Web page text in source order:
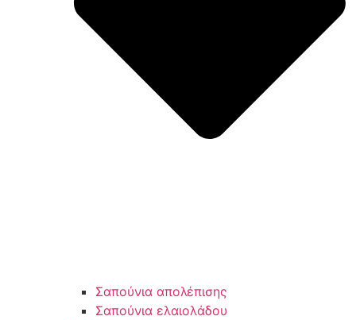
Σαπούνια απολέπισης
Σαπούνια ελαιολάδου